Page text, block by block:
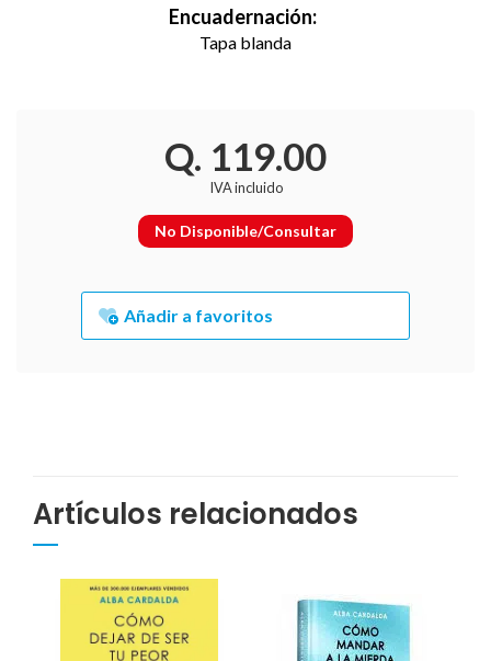
Encuadernación:
Tapa blanda
Q. 119.00
IVA incluido
No Disponible/Consultar
Añadir a favoritos
Artículos relacionados